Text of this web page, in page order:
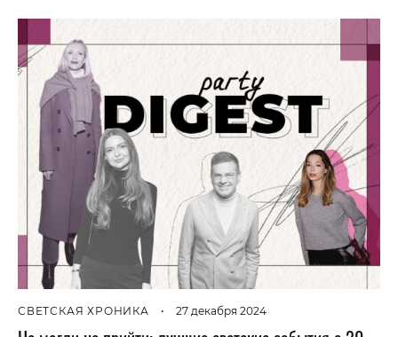
СВЕТСКАЯ ХРОНИКА • 27 декабря 2024